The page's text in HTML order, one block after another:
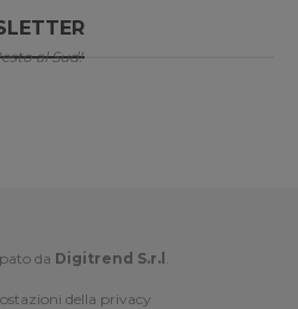
al Sud!
da Digitrend S.r.l .
della privacy